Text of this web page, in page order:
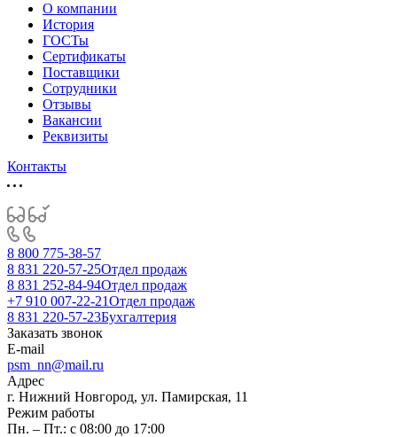
О компании
История
ГОСТы
Сертификаты
Поставщики
Сотрудники
Отзывы
Вакансии
Реквизиты
Контакты
8 800 775-38-57
8 831 220-57-25Отдел продаж
8 831 252-84-94Отдел продаж
+7 910 007-22-21Отдел продаж
8 831 220-57-23Бухгалтерия
Заказать звонок
E-mail
psm_nn@mail.ru
Адрес
г. Нижний Новгород, ул. Памирская, 11
Режим работы
Пн. – Пт.: с 08:00 до 17:00